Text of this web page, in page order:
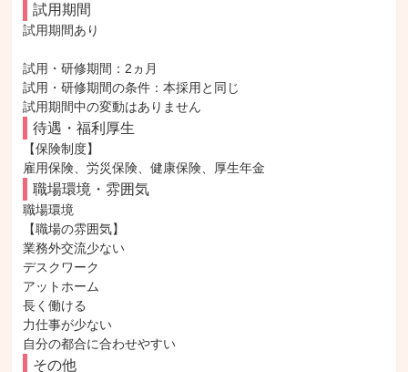
試用期間
試用期間あり
試用・研修期間：2ヵ月
試用・研修期間の条件：本採用と同じ
待遇・福利厚生
【保険制度】
雇用保険、労災保険、健康保険、厚生年金
職場環境・雰囲気
職場環境
【職場の雰囲気】
業務外交流少ない
デスクワーク
アットホーム
長く働ける
力仕事が少ない
自分の都合に合わせやすい
その他